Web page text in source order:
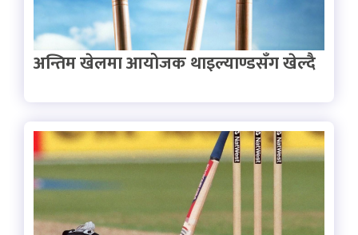
अन्तिम खेलमा आयोजक थाइल्याण्डसँग खेल्दै